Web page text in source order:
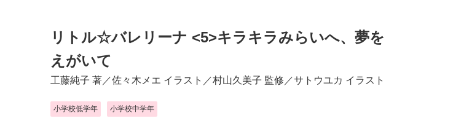
リトル☆バレリーナ <5>キラキラみらいへ、夢を
えがいて
工藤純子 著／佐々木メエ イラスト／村山久美子 監修／サトウユカ イラスト
小学校低学年 小学校中学年